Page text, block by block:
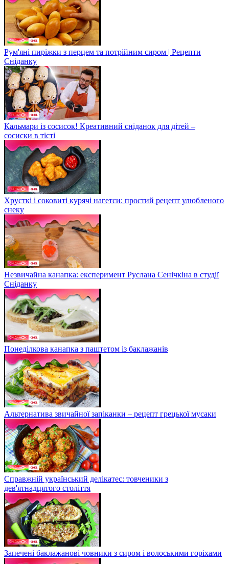
Рум'яні пиріжки з перцем та потрійним сиром | Рецепти
Сніданку
Кальмари із сосисок! Креативний сніданок для дітей –
сосиски в тісті
Хрусткі і соковиті курячі нагетси: простий рецепт улюбленого
снеку
Незвичайна канапка: експеримент Руслана Сенічкіна в студії
Сніданку
Понеділкова канапка з паштетом із баклажанів
Альтернатива звичайної запіканки – рецепт грецької мусаки
Справжній український делікатес: товченики з
дев'ятнадцятого століття
Запечені баклажанові човники з сиром і волоськими горіхами